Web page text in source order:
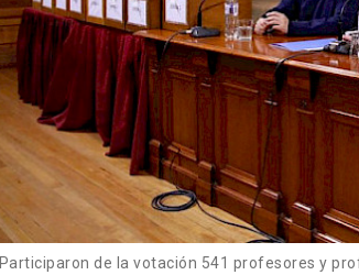
Participaron de la votación 541 profesores y